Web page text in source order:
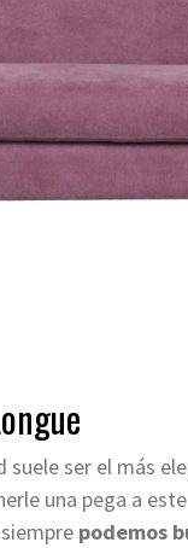
ser el más
una pega a
podemos